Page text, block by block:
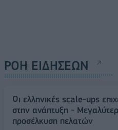
ΡΟΗ ΕΙΔΗΣΕΩΝ
Οι ελληνικές scale-ups
στην ανάπτυξη -
προσέλκυση πελατών